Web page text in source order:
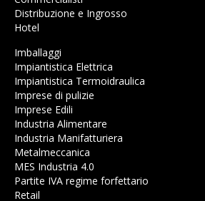
Distribuzione e Ingrosso
Hotel
Imballaggi
Impiantistica Elettrica
Impiantistica Termoidraulica
Imprese di pulizie
Imprese Edili
Industria Alimentare
Industria Manifatturiera
Metalmeccanica
MES Industria 4.0
Partite IVA regime forfettario
Retail